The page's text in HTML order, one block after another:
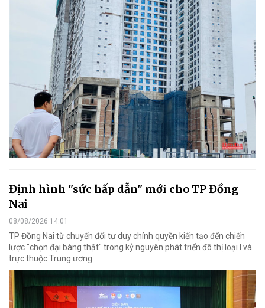
Định hình "sức hấp dẫn" mới cho TP Đồng
Nai
08/08/2026 14:01
TP Đồng Nai từ chuyển đổi tư duy chính quyền kiến tạo đến chiến
lược "chọn đại bàng thật" trong kỷ nguyên phát triển đô thị loại I và
trực thuộc Trung ương.